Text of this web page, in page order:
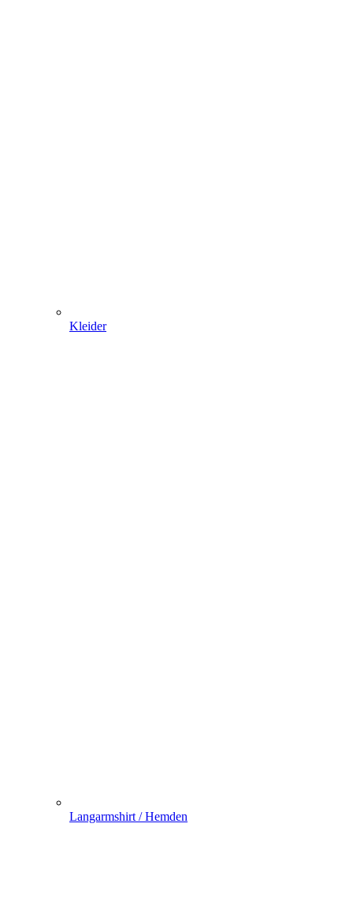
Kleider
Langarmshirt / Hemden